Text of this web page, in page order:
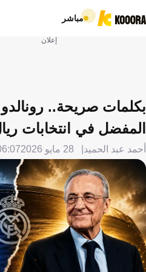
مباشر
إعلان
بكلمات صريحة..
المفضل في انتخابات
أحمد عبد الحميد 28 مايو 2026